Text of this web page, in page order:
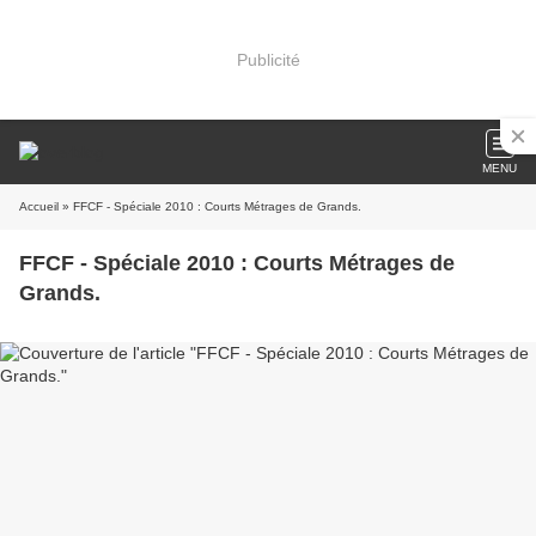
Publicité
MENU
Accueil » FFCF - Spéciale 2010 : Courts Métrages de Grands.
FFCF - Spéciale 2010 : Courts Métrages de
Grands.